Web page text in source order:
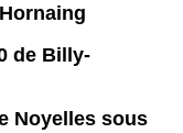
de Billy-
Noyelles sous